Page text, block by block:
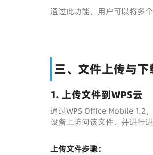
通过此功能，用户可以将多
三、文件上传与
1. 上传文件到WPS云
通过WPS Office Mobile 1.2
设备上访问该文件，并进行
上传文件步骤：